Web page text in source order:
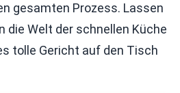
gesamten Prozess. Lassen
die Welt der schnellen Küche
tolle Gericht auf den Tisch